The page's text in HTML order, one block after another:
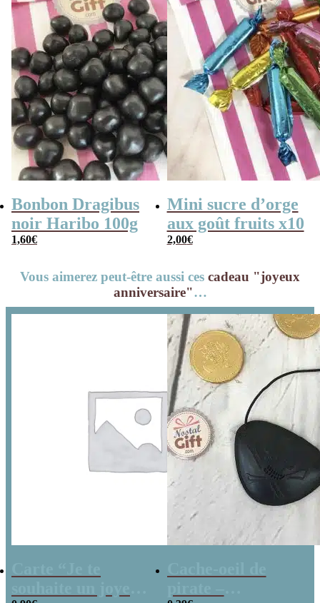
Bonbon Dragibus
noir Haribo 100g
1,60€
Mini sucre d’orge
aux goût fruits x10
2,00€
Vous aimerez peut-être aussi ces cadeau "joyeux
anniversaire"…